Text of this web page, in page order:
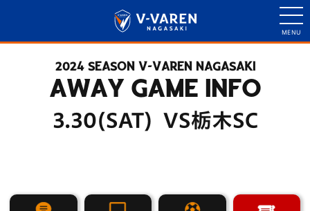
2024 SEASON V-VAREN NAGASAKI
AWAY GAME INFO
3.30(SAT) VS栃木SC